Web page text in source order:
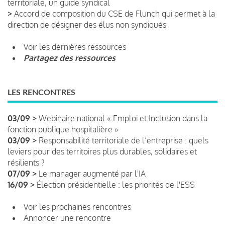
territoriale, un guide syndical
> Accord de composition du CSE de Flunch qui permet à la
direction de désigner des élus non syndiqués
Voir les dernières ressources
Partagez des ressources
LES RENCONTRES
03/09 > Webinaire national « Emploi et Inclusion dans la
fonction publique hospitalière »
03/09 > Responsabilité territoriale de l’entreprise : quels
leviers pour des territoires plus durables, solidaires et
résilients ?
07/09 > Le manager augmenté par l'IA
16/09 > Élection présidentielle : les priorités de l'ESS
Voir les prochaines rencontres
Annoncer une rencontre